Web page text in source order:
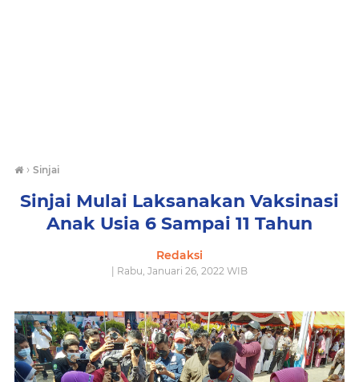
› Sinjai
Sinjai Mulai Laksanakan Vaksinasi
Anak Usia 6 Sampai 11 Tahun
Redaksi
| Rabu, Januari 26, 2022 WIB